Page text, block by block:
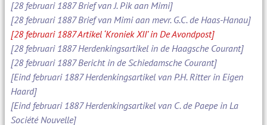
[28 februari 1887 Brief van J. Pik aan Mimi]
[28 februari 1887 Brief van Mimi aan mevr. G.C. de Haas-Hanau]
[28 februari 1887 Artikel ‘Kroniek XII’ in De Avondpost]
[28 februari 1887 Herdenkingsartikel in de Haagsche Courant]
[28 februari 1887 Bericht in de Schiedamsche Courant]
[Eind februari 1887 Herdenkingsartikel van P.H. Ritter in Eigen
Haard]
[Eind februari 1887 Herdenkingsartikel van C. de Paepe in La
Société Nouvelle]